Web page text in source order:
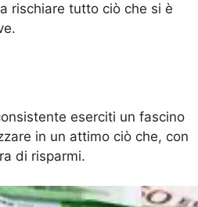
rischiare tutto ciò che si è
eserciti un fascino
in un attimo ciò che, con
di risparmi.